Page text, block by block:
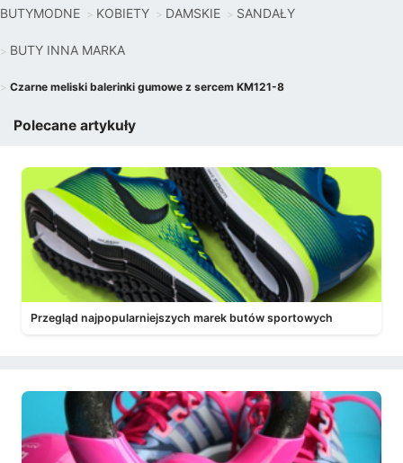
BUTYMODNE KOBIETY DAMSKIE SANDAŁY
BUTY INNA MARKA
Czarne meliski balerinki gumowe z sercem KM121-8
Polecane artykuły
Przegląd najpopularniejszych marek butów sportowych